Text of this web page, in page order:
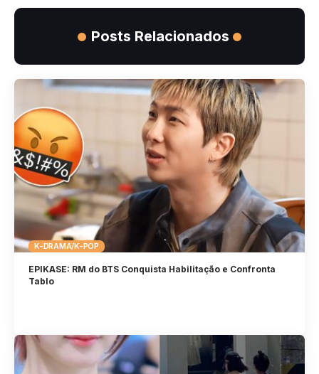
Posts Relacionados
K-DRAMA/K-POP
EPIKASE: RM do BTS Conquista Habilitação e Confronta
Tablo